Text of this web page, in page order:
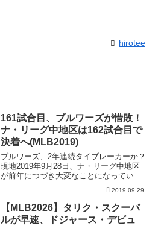
hirotee
161試合目、ブルワーズが惜敗！
ナ・リーグ中地区は162試合目で
決着へ(MLB2019)
ブルワーズ、2年連続タイブレーカーか？
現地2019年9月28日、ナ・リーグ中地区
が前年につづき大変なことになっていま
2019.09.29
【MLB2026】タリク・スクーバ
ルが早速、ドジャース・デビュ